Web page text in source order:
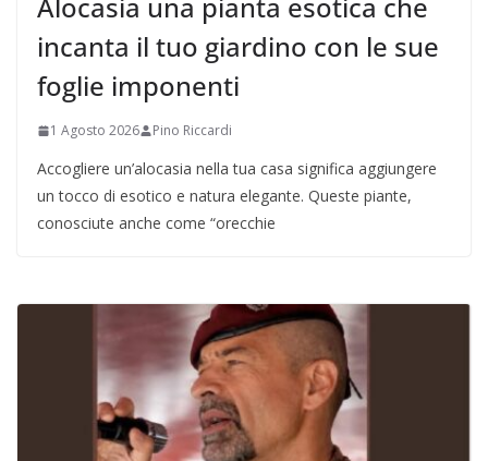
Alocasia una pianta esotica che
incanta il tuo giardino con le sue
foglie imponenti
1 Agosto 2026 Pino Riccardi
Accogliere un’alocasia nella tua casa significa aggiungere
un tocco di esotico e natura elegante. Queste piante,
conosciute anche come “orecchie